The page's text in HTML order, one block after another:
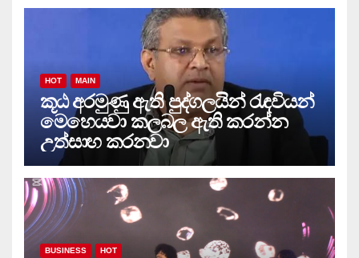
HOT MAIN
කූඨ අරමුණු ඇති පුද්ගලයින් රැඳවියන්
මෙහෙයවා කලබල ඇති කරන්න
උත්සාහ කරනවා
BUSINESS HOT